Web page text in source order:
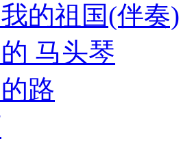
的祖国(伴奏)
马头琴
路